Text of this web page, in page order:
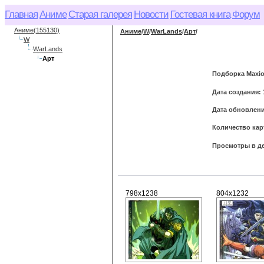
ГлавнаяАниме Старая галерея Новости Гостевая книга Форум
Аниме(155130)
W
WarLands
Арт
Аниме/W/WarLands/Арт/
Подборка
Дата создания:
Дата
Количество
Просмотры в
798x1238 804x1232